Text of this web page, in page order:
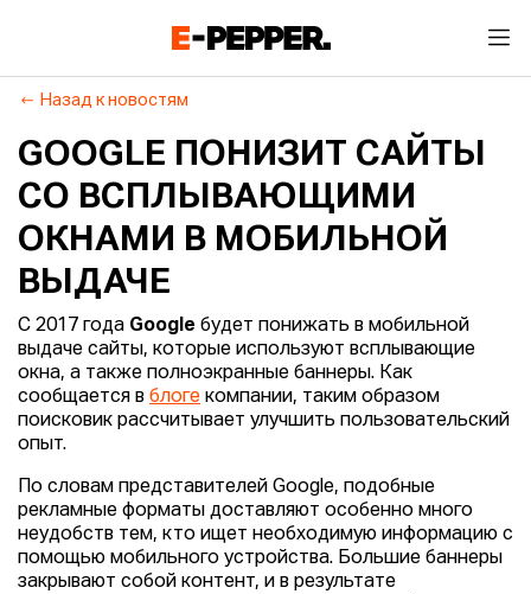
Назад к новостям
GOOGLE ПОНИЗИТ САЙТЫ
СО ВСПЛЫВАЮЩИМИ
ОКНАМИ В МОБИЛЬНОЙ
ВЫДАЧЕ
С 2017 года Google будет понижать в мобильной
выдаче сайты, которые используют всплывающие
окна, а также полноэкранные баннеры. Как
сообщается в блоге компании, таким образом
поисковик рассчитывает улучшить пользовательский
опыт.
По словам представителей Google, подобные
рекламные форматы доставляют особенно много
неудобств тем, кто ищет необходимую информацию с
помощью мобильного устройства. Большие баннеры
закрывают собой контент, и в результате